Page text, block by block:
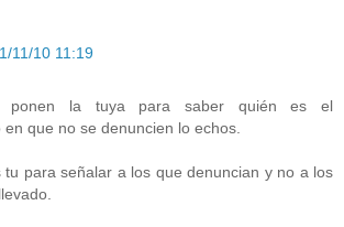
11/10 11:19
ponen la tuya para saber quién es el
que no se denuncien lo echos.
tu para señalar a los que denuncian y no a los